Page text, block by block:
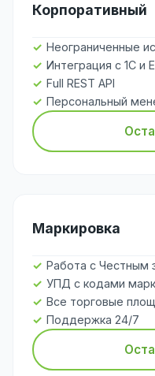
Корпоративный
Неограниченные
Интеграция с 1С и
Full REST API
Персональный
Маркировка
Работа с Честным
УПД с кодами
Все торговые
Поддержка 24/7